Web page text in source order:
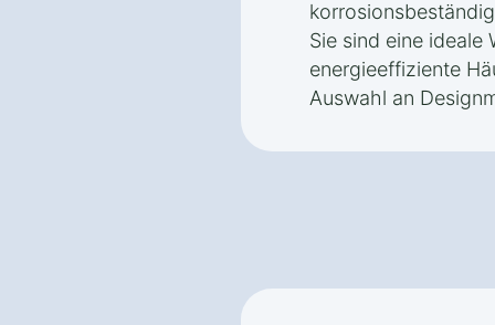
Sie sind eine ideale
energieeffiziente
Auswahl an